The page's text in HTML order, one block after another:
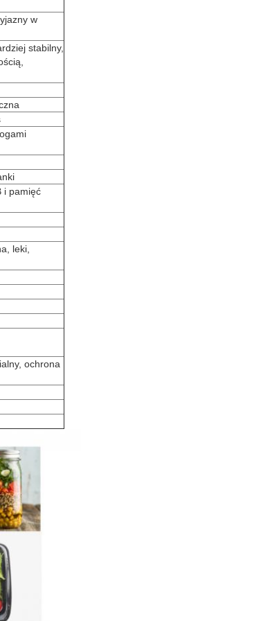
w
stabilny,
i pamięć
leki,
ochrona